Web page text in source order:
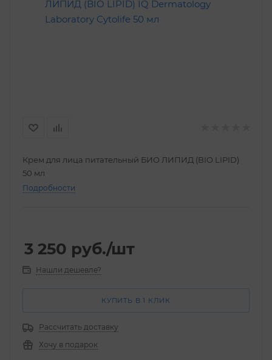
Крем для лица питательный БИО ЛИПИД (BIO LIPID)
50 мл
Подробности
3 250 руб./шт
Нашли дешевле?
КУПИТЬ В 1 КЛИК
Рассчитать доставку
Хочу в подарок